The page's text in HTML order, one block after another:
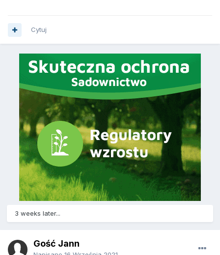
Cytuj
3 weeks later...
Gość Jann